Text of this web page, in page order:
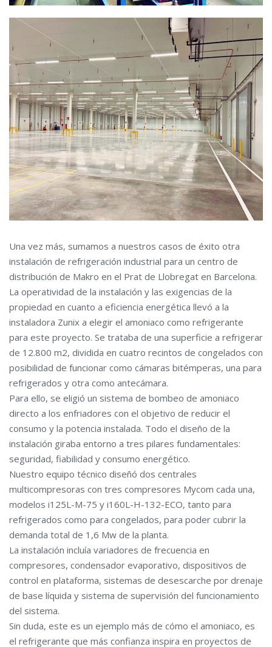
Una vez más, sumamos a nuestros casos de éxito otra
instalación de refrigeración industrial para un centro de
distribución de Makro en el Prat de Llobregat en Barcelona.
La operatividad de la instalación y las exigencias de la
propiedad en cuanto a eficiencia energética llevó a la
instaladora Zunix a elegir el amoniaco como refrigerante
para este proyecto. Se trataba de una superficie a refrigerar
de 12.800 m2, dividida en cuatro recintos de congelados con
posibilidad de funcionar como cámaras bitémperas, una para
refrigerados y otra como antecámara.
Para ello, se eligió un sistema de bombeo de amoniaco
directo a los enfriadores con el objetivo de reducir el
consumo y la potencia instalada. Todo el diseño de la
instalación giraba entorno a tres pilares fundamentales:
seguridad, fiabilidad y consumo energético.
Nuestro equipo técnico diseñó dos centrales
multicompresoras con tres compresores Mycom cada una,
modelos i125L-M-75 y i160L-H-132-ECO, tanto para
refrigerados como para congelados, para poder cubrir la
demanda total de 1,6 Mw de la planta.
La instalación incluía variadores de frecuencia en
compresores, condensador evaporativo, dispositivos de
control en plataforma, sistemas de desescarche por drenaje
de base líquida y sistema de supervisión del funcionamiento
del sistema.
Sin duda, este es un ejemplo más de cómo el amoniaco, es
el refrigerante que más confianza inspira en proyectos de